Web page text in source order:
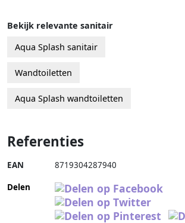
Bekijk relevante sanitair
Aqua Splash sanitair
Wandtoiletten
Aqua Splash wandtoiletten
Referenties
EAN 8719304287940
Delen